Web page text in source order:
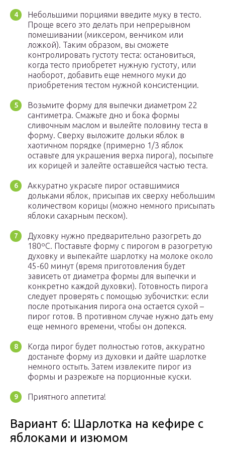
Небольшими порциями введите муку в тесто.
Проще всего это делать при непрерывном
помешивании (миксером, венчиком или
ложкой). Таким образом, вы сможете
контролировать густоту теста: остановиться,
когда тесто приобретет нужную густоту, или
наоборот, добавить еще немного муки до
приобретения тестом нужной консистенции.
Возьмите форму для выпечки диаметром 22
сантиметра. Смажьте дно и бока формы
сливочным маслом и вылейте половину теста в
форму. Сверху выложите дольки яблок в
хаотичном порядке (примерно 1/3 яблок
оставьте для украшения верха пирога), посыпьте
их корицей и залейте оставшейся частью теста.
Аккуратно украсьте пирог оставшимися
дольками яблок, присыпав их сверху небольшим
количеством корицы (можно немного присыпать
яблоки сахарным песком).
Духовку нужно предварительно разогреть до
180ºС. Поставьте форму с пирогом в разогретую
духовку и выпекайте шарлотку на молоке около
45-60 минут (время приготовления будет
зависеть от диаметра формы для выпечки и
конкретно каждой духовки). Готовность пирога
следует проверять с помощью зубочистки: если
после протыкания пирога она остается сухой –
пирог готов. В противном случае нужно дать ему
еще немного времени, чтобы он допекся.
Когда пирог будет полностью готов, аккуратно
достаньте форму из духовки и дайте шарлотке
немного остыть. Затем извлеките пирог из
формы и разрежьте на порционные куски.
Приятного аппетита!
Вариант 6: Шарлотка на кефире с
яблоками и изюмом